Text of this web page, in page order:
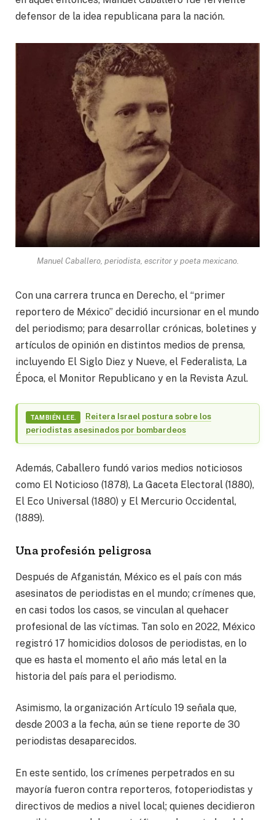
defensor de la idea republicana para la nación.
Manuel Caballero, periodista, escritor y poeta mexicano.
Con una carrera trunca en Derecho, el “primer
reportero de México” decidió incursionar en el mundo
del periodismo; para desarrollar crónicas, boletines y
artículos de opinión en distintos medios de prensa,
incluyendo El Siglo Diez y Nueve, el Federalista, La
Época, el Monitor Republicano y en la Revista Azul.
TAMBIÉN LEE.
Reitera Israel postura sobre los
periodistas asesinados por bombardeos
Además, Caballero fundó varios medios noticiosos
como El Noticioso (1878), La Gaceta Electoral (1880),
El Eco Universal (1880) y El Mercurio Occidental,
(1889).
Una profesión peligrosa
Después de Afganistán, México es el país con más
asesinatos de periodistas en el mundo; crímenes que,
en casi todos los casos, se vinculan al quehacer
profesional de las víctimas. Tan solo en 2022, México
registró 17 homicidios dolosos de periodistas, en lo
que es hasta el momento el año más letal en la
historia del país para el periodismo.
Asimismo, la organización Artículo 19 señala que,
desde 2003 a la fecha, aún se tiene reporte de 30
periodistas desaparecidos.
En este sentido, los crímenes perpetrados en su
mayoría fueron contra reporteros, fotoperiodistas y
directivos de medios a nivel local; quienes decidieron